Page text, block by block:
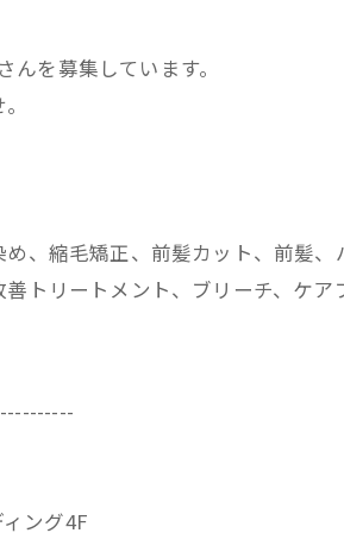
を募集しています。
、縮毛矯正、前髪カット、前髪
トリートメント、ブリーチ、ケ
ング4F